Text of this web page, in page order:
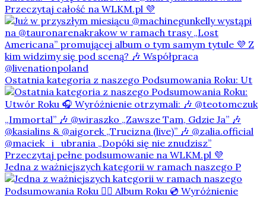
Ostatnia kategoria z naszego Podsumowania Roku: Ut
Jedna z ważniejszych kategorii w ramach naszego P